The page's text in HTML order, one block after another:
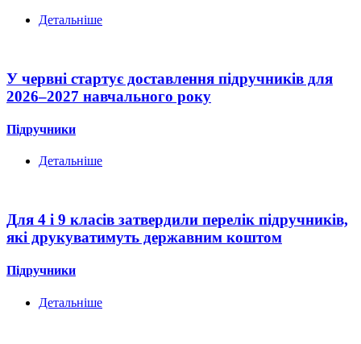
Детальніше
У червні стартує доставлення підручників для
2026–2027 навчального року
Підручники
Детальніше
Для 4 і 9 класів затвердили перелік підручників,
які друкуватимуть державним коштом
Підручники
Детальніше